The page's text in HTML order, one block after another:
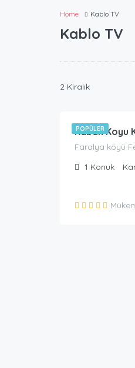
Home Kablo TV
Kablo TV
2 Kiralık
POPÜLER
80.00
Kabak Koyu
Faralya köyü
1 Konuk